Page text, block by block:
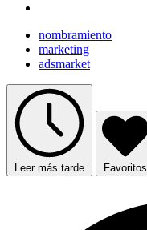
nombramiento
marketing
adsmarket
Leer más tarde Favoritos